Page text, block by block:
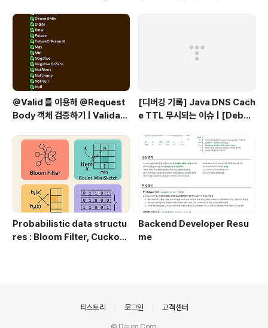
@Valid 를 이용해 @Request
Body 객체 검증하기 | Validati
s Using @Valid
[디버깅 기록] Java DNS Cach
e TTL 무시되는 이슈 | [Debug
TTL Ignored Issue
Probabilistic data structu
res : Bloom Filter, Cuckoo
Backend Developer Resu
me
티스토리 로그인 고객센터